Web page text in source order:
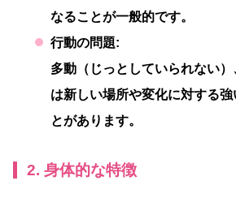
なることが一般的です。
行動の問題:
多動（じっとしていられない
は新しい場所や変化に対する強
とがあります。
2. 身体的な特徴